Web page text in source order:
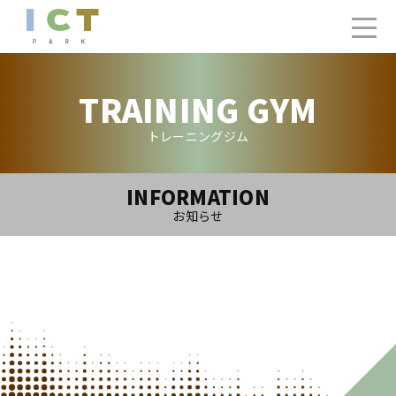
TRAINING GYM
トレーニングジム
INFORMATION
お知らせ
トレーニングジム4月ご利用カレンダー